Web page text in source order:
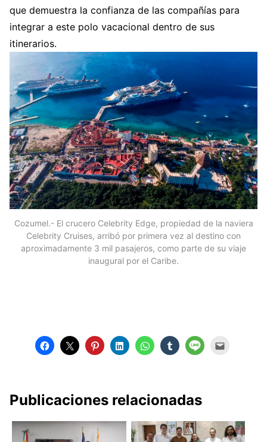
que demuestra la confianza de las compañías para
integrar a este polo vacacional dentro de sus
itinerarios.
Cozumel.- El crucero Celebrity Edge, propiedad de la naviera
Celebrity Cruises, arribó por primera vez al destino con
aproximadamente 3 mil pasajeros, como parte de su viaje
inaugural por el Caribe.
Publicaciones relacionadas